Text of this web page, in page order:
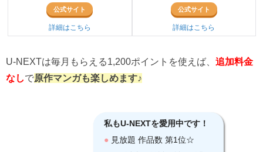
公式サイト
詳細はこちら
公式サイト
詳細はこちら
U-NEXTは毎月もらえる1,200ポイントを使えば、 追加料金
なしで原作マンガも楽しめます♪